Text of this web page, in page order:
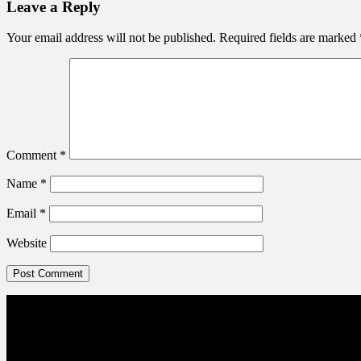
Leave a Reply
Your email address will not be published. Required fields are marked
Comment *
Name *
Email *
Website